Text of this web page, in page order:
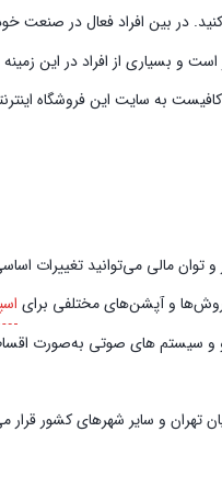
در بین افراد فعال در صنعت
و بسیاری از افراد در این
به سایت این فروشگاه
مالی می‌توانید تغییرات
روش‌ها و آپشن‌های مختلفی برای
و سیستم‌ های صوتی به‌صورت
تهران و سایر شهرهای کشور قرار